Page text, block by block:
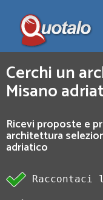
Cerchi un
Misano
Ricevi proposte e
architettura
adriatico
Raccontaci